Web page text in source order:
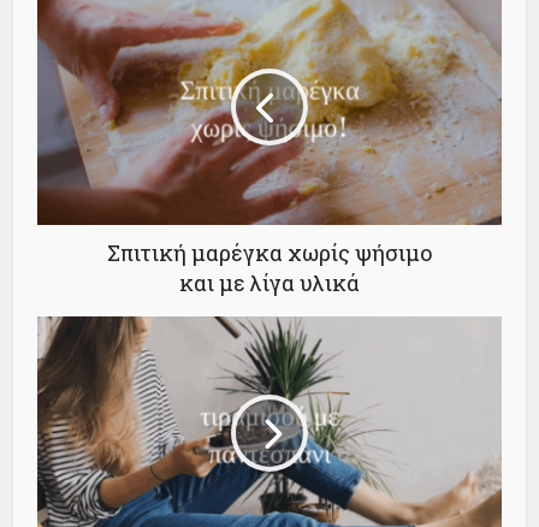
Σπιτική μαρέγκα χωρίς ψήσιμο
και με λίγα υλικά